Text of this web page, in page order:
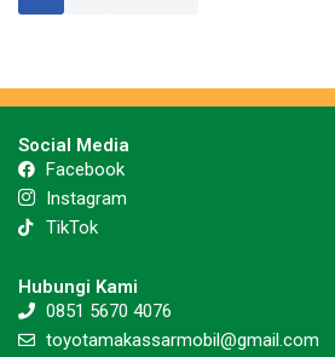
Social Media
Facebook
Instagram
TikTok
Hubungi Kami
0851 5670 4076
toyotamakassarmobil@gmail.com